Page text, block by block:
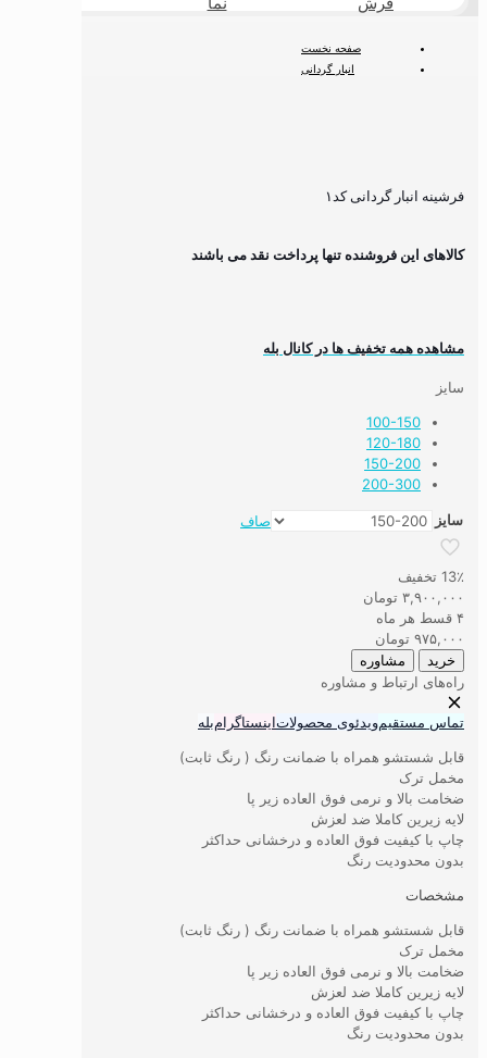
صفحه نخست
انبار گردانی
فرشینه انبار گردانی کد۱
کالاهای این فروشنده تنها پرداخت نقد می باشند
مشاهده همه تخفیف ها در کانال بله
سایز
100-150
120-180
150-200
200-300
سایز
صاف
فرشینه
گردانی
کد۱
عدد
13٪ تخفیف
۳,۹۰۰,۰۰۰ تومان
۴ قسط هر ماه
۹۷۵,۰۰۰ تومان
خرید مشاوره
راه‌های ارتباط و مشاوره
تماس مستقیمویدئوی محصولاتاینستاگرامبله
قابل شستشو همراه با ضمانت رنگ ( رنگ ثابت)
مخمل ترک
ضخامت بالا و نرمی فوق العاده زیر پا
لایه زیرین کاملا ضد لعزش
چاپ با کیفیت فوق العاده و درخشانی حداکثر
بدون محدودیت رنگ
مشخصات
قابل شستشو همراه با ضمانت رنگ ( رنگ ثابت)
مخمل ترک
ضخامت بالا و نرمی فوق العاده زیر پا
لایه زیرین کاملا ضد لعزش
چاپ با کیفیت فوق العاده و درخشانی حداکثر
بدون محدودیت رنگ